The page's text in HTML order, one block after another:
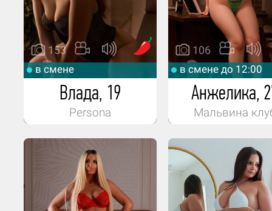
в смене
Влада, 19
Persona
153
в смене до 12:00
Анжелика,
Мальвина
106